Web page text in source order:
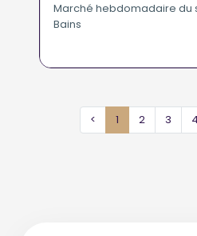
Marché hebdomadaire du
Bains
< 1 2 3 4